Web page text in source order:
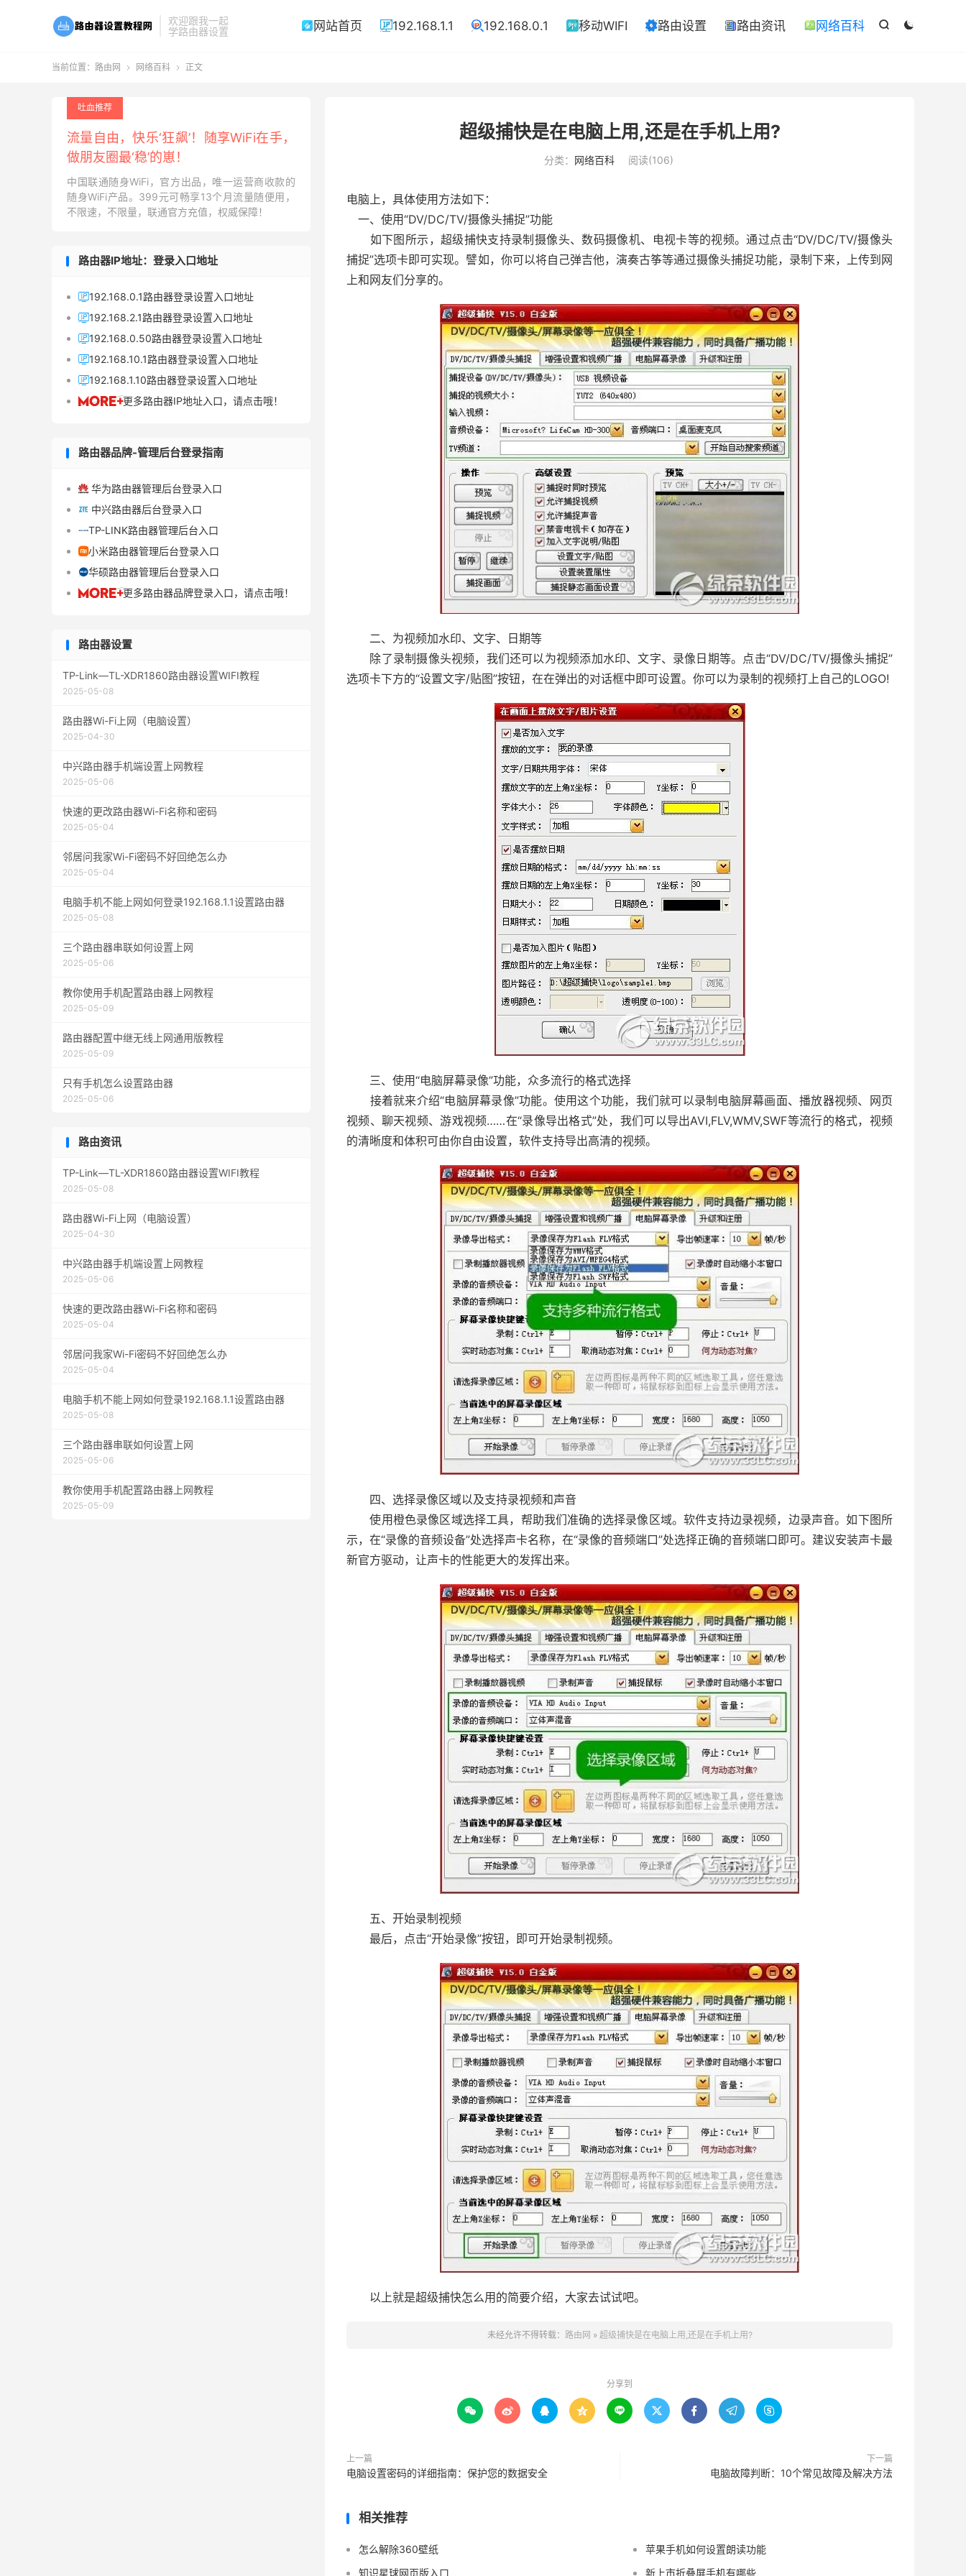
欢迎跟我一起
学路由器设置


 网站首页 192.168.1.1 192.168.0.1 移动WIFI 路由设置 ￋ路由资讯  网络百科
当前位置： 路由网  网络百科  正文
超级捕快是在电脑上用,还是在手机上用?
分类： 网络百科 阅读(106)
电脑上，具体使用方法如下：
一、使用“DV/DC/TV/摄像头捕捉”功能
如下图所示，超级捕快支持录制摄像头、数码摄像机、电视卡等的视频。通过点击“DV/DC/TV/摄像头
捕捉”选项卡即可实现。譬如，你可以将自己弹吉他，演奏古筝等通过摄像头捕捉功能，录制下来，上传到网
上和网友们分享的。
二、为视频加水印、文字、日期等
除了录制摄像头视频，我们还可以为视频添加水印、文字、录像日期等。点击“DV/DC/TV/摄像头捕捉”
选项卡下方的“设置文字/贴图”按钮，在在弹出的对话框中即可设置。你可以为录制的视频打上自己的LOGO!
三、使用“电脑屏幕录像”功能，众多流行的格式选择
接着就来介绍“电脑屏幕录像”功能。使用这个功能，我们就可以录制电脑屏幕画面、播放器视频、网页
视频、聊天视频、游戏视频……在“录像导出格式”处，我们可以导出AVI,FLV,WMV,SWF等流行的格式，视频
的清晰度和体积可由你自由设置，软件支持导出高清的视频。
四、选择录像区域以及支持录视频和声音
使用橙色录像区域选择工具，帮助我们准确的选择录像区域。软件支持边录视频，边录声音。如下图所
示，在“录像的音频设备”处选择声卡名称，在“录像的音频端口”处选择正确的音频端口即可。建议安装声卡最
新官方驱动，让声卡的性能更大的发挥出来。
五、开始录制视频
最后，点击“开始录像”按钮，即可开始录制视频。
以上就是超级捕快怎么用的简要介绍，大家去试试吧。
未经允许不得转载： 路由网 » 超级捕快是在电脑上用,还是在手机上用?
分享到
        
上一篇
电脑设置密码的详细指南：保护您的数据安全
下一篇
电脑故障判断：10个常见故障及解决方法
相关推荐
怎么解除360壁纸
苹果手机如何设置朗读功能
知识星球网页版入口
新上市折叠屏手机有哪些
吐血推荐
流量自由，快乐‘狂飙’！随享WiFi在手，
做朋友圈最‘稳’的崽！
中国联通随身WiFi，官方出品，唯一运营商收款的
随身WiFi产品。399元可畅享13个月流量随便用，
不限速，不限量，联通官方充值，权威保障！
路由器IP地址：登录入口地址
192.168.0.1路由器登录设置入口地址
192.168.2.1路由器登录设置入口地址
192.168.0.50路由器登录设置入口地址
192.168.10.1路由器登录设置入口地址
192.168.1.10路由器登录设置入口地址
更多路由器IP地址入口，请点击哦！
路由器品牌-管理后台登录指南
 华为路由器管理后台登录入口
 中兴路由器后台登录入口
TP-LINK路由器管理后台入口
小米路由器管理后台登录入口
华硕路由器管理后台登录入口
更多路由器品牌登录入口，请点击哦！
路由器设置
TP-Link—TL-XDR1860路由器设置WIFI教程
2025-05-08
路由器Wi-Fi上网（电脑设置）
2025-04-30
中兴路由器手机端设置上网教程
2025-05-06
快速的更改路由器Wi-Fi名称和密码
2025-05-04
邻居问我家Wi-Fi密码不好回绝怎么办
2025-05-04
电脑手机不能上网如何登录192.168.1.1设置路由器
2025-05-08
三个路由器串联如何设置上网
2025-05-06
教你使用手机配置路由器上网教程
2025-05-09
路由器配置中继无线上网通用版教程
2025-05-09
只有手机怎么设置路由器
2025-05-06
路由资讯
TP-Link—TL-XDR1860路由器设置WIFI教程
2025-05-08
路由器Wi-Fi上网（电脑设置）
2025-04-30
中兴路由器手机端设置上网教程
2025-05-06
快速的更改路由器Wi-Fi名称和密码
2025-05-04
邻居问我家Wi-Fi密码不好回绝怎么办
2025-05-04
电脑手机不能上网如何登录192.168.1.1设置路由器
2025-05-08
三个路由器串联如何设置上网
2025-05-06
教你使用手机配置路由器上网教程
2025-05-09